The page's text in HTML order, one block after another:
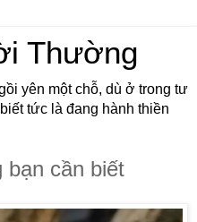
Thường
yên một chỗ, dù ở trong tư
tức là đang hành thiền
bạn cần biết